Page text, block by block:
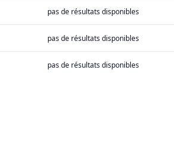
pas de résultats disponibles
pas de résultats disponibles
pas de résultats disponibles